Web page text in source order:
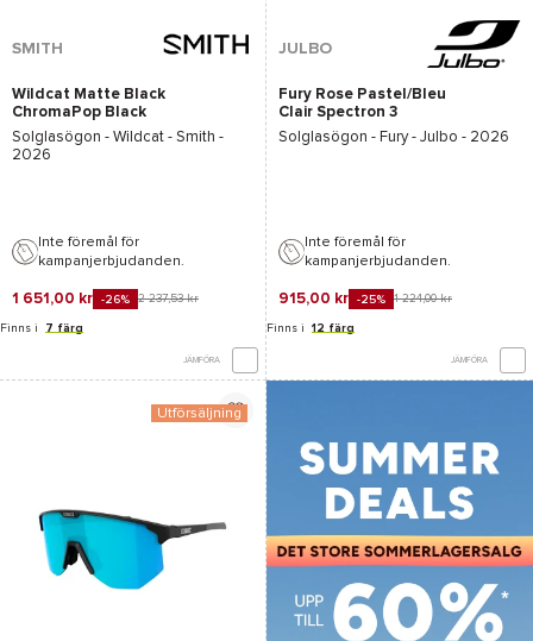
SMITH
Wildcat Matte Black
ChromaPop Black
Solglasögon - Wildcat - Smith -
2026
Inte föremål för
kampanjerbjudanden.
1 651,00 kr -26% 2 237,53 kr
Finns i 7 färg
JÄMFÖRA
JULBO
Fury Rose Pastel/Bleu
Clair Spectron 3
Solglasögon - Fury - Julbo - 2026
Inte föremål för
kampanjerbjudanden.
915,00 kr -25% 1 224,00 kr
Finns i 12 färg
JÄMFÖRA
Utförsäljning